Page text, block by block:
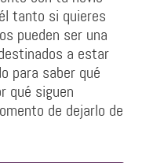
tanto si quieres
pueden ser una
a estar
para saber qué
qué siguen
de dejarlo de